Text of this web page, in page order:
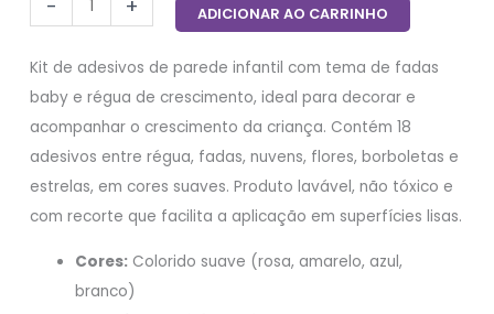
- + ADICIONAR AO CARRINHO
Kit de adesivos de parede infantil com tema de fadas
baby e régua de crescimento, ideal para decorar e
acompanhar o crescimento da criança. Contém 18
adesivos entre régua, fadas, nuvens, flores, borboletas e
estrelas, em cores suaves. Produto lavável, não tóxico e
com recorte que facilita a aplicação em superfícies lisas.
Cores: Colorido suave (rosa, amarelo, azul,
branco)